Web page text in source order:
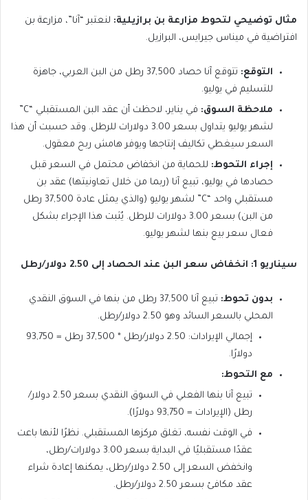
مثال توضيحي لتحوط مزارعة بن برازيلية: لنعتبر “آنا”، مزارعة بن
افتراضية في ميناس جيرايس، البرازيل.
التوقع:
تتوقع آنا حصاد 37,500 رطل من البن العربي، جاهزة
للتسليم في يوليو.
ملاحظة السوق:
في يناير، لاحظت أن عقد البن المستقبلي “C”
لشهر يوليو يتداول بسعر 3.00 دولارات للرطل. وقد حسبت أن هذا
السعر سيغطي تكاليف إنتاجها ويوفر هامش ربح معقول.
إجراء التحوط: للحماية من انخفاض محتمل في السعر قبل
حصادها في يوليو، تبيع آنا (ربما من خلال تعاونيتها) عقد بن
مستقبلي واحد “C” لشهر يوليو (والذي يمثل عادة 37,500 رطل
من البن) بسعر 3.00 دولارات للرطل. يُثبت هذا الإجراء بشكل
فعال سعر بيع بنها لشهر يوليو.
سيناريو 1: انخفاض سعر البن عند الحصاد إلى 2.50 دولار/رطل
بدون تحوط:
تبيع آنا 37,500 رطل من بنها في السوق النقدي
المحلي بالسعر السائد وهو 2.50 دولار/رطل.
إجمالي الإيرادات: 2.50 دولار/رطل * 37,500 رطل = 93,750
دولارًا.
مع التحوط:
تبيع آنا بنها الفعلي في السوق النقدي بسعر 2.50 دولار/
رطل (الإيرادات = 93,750 دولارًا).
في الوقت نفسه، تغلق مركزها المستقبلي. نظرًا لأنها باعت
عقدًا مستقبليًا في البداية بسعر 3.00 دولارات/رطل،
وانخفض السعر إلى 2.50 دولار/رطل، يمكنها إعادة شراء
عقد مكافئ بسعر 2.50 دولار/رطل.